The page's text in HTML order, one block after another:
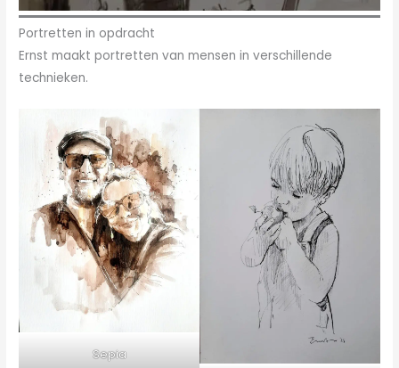
Portretten in opdracht
Ernst maakt portretten van mensen in verschillende
technieken.
Sepia